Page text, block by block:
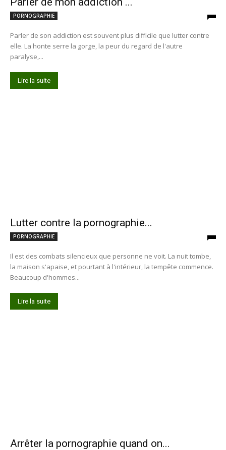
PORNOGRAPHIE
Parler de son addiction est souvent plus difficile que lutter contre
elle. La honte serre la gorge, la peur du regard de l'autre
paralyse,...
Lire la suite
Lutter contre la pornographie...
PORNOGRAPHIE
Il est des combats silencieux que personne ne voit. La nuit tombe,
la maison s'apaise, et pourtant à l'intérieur, la tempête commence.
Beaucoup d'hommes...
Lire la suite
Arrêter la pornographie quand on...